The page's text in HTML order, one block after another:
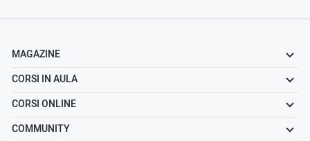
MAGAZINE
CORSI IN AULA
CORSI ONLINE
COMMUNITY